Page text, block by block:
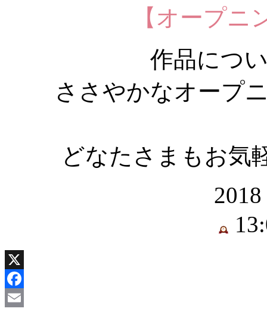
【オープニ
作品につ
ささやかなオープ
どなたさまもお気
X
Facebook